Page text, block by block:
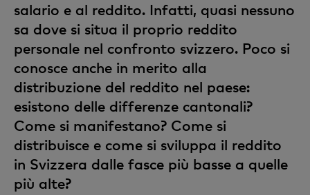
salario e al reddito. Infatti, quasi nessuno
sa dove si situa il proprio reddito
personale nel confronto svizzero. Poco si
conosce anche in merito alla
distribuzione del reddito nel paese:
esistono delle differenze cantonali?
Come si manifestano? Come si
distribuisce e come si sviluppa il reddito
in Svizzera dalle fasce più basse a quelle
più alte?